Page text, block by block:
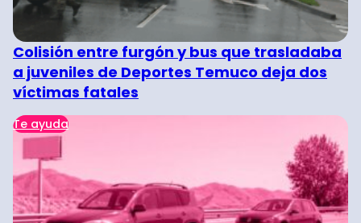
Colisión entre furgón y bus que trasladaba
a juveniles de Deportes Temuco deja dos
víctimas fatales
Te ayuda